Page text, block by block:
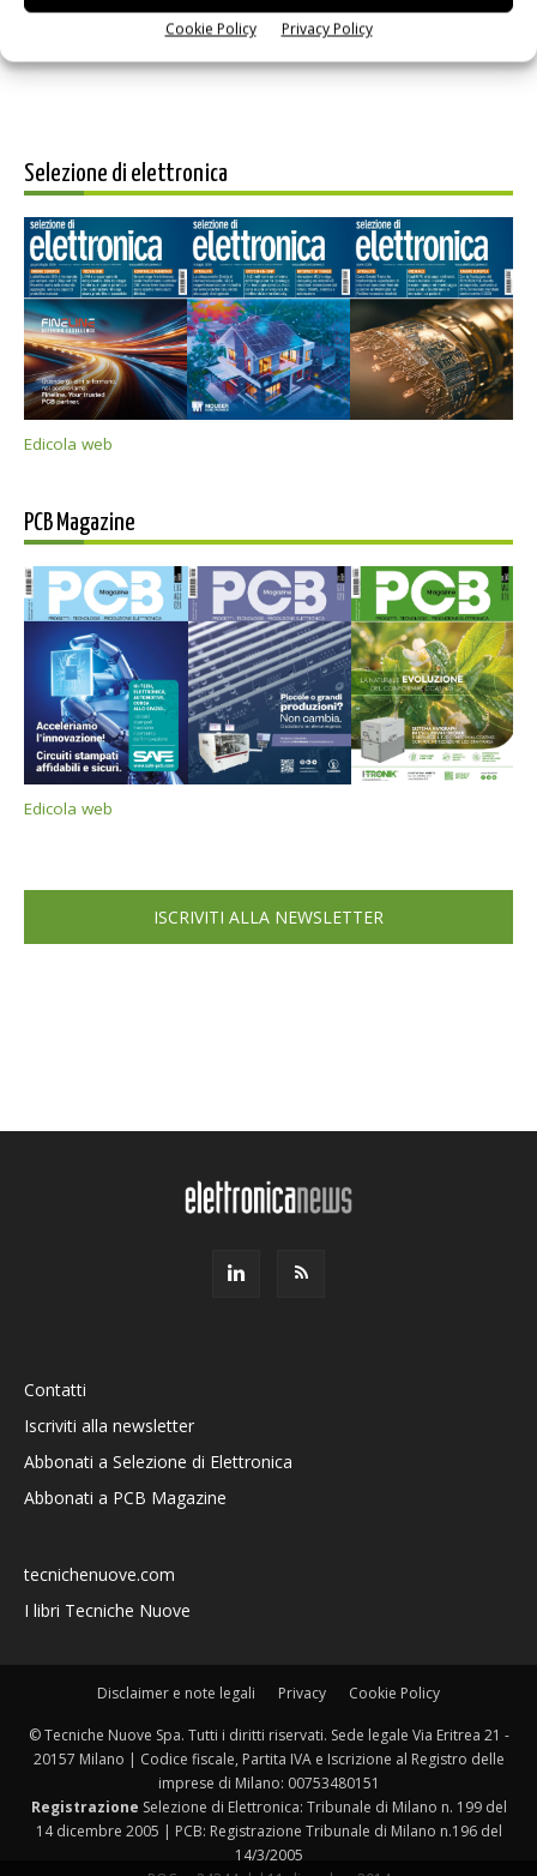
Cookie Policy Privacy Policy
Selezione di elettronica
Edicola web
PCB Magazine
Edicola web
ISCRIVITI ALLA NEWSLETTER
Contatti
Iscriviti alla newsletter
Abbonati a Selezione di Elettronica
Abbonati a PCB Magazine
tecnichenuove.com
I libri Tecniche Nuove
Disclaimer e note legali Privacy Cookie Policy
© Tecniche Nuove Spa. Tutti i diritti riservati. Sede legale Via Eritrea 21 -
20157 Milano | Codice fiscale, Partita IVA e Iscrizione al Registro delle
imprese di Milano: 00753480151
Registrazione Selezione di Elettronica: Tribunale di Milano n. 199 del
14 dicembre 2005 | PCB: Registrazione Tribunale di Milano n.196 del
14/3/2005